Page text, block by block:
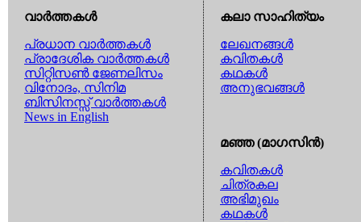
വാര്‍ത്തകള്‍
പ്രധാന വാര്‍ത്തകള്‍
പ്രാദേശിക വാര്‍ത്തകള്‍
സിറ്റിസണ്‍ ജേണലിസം
വിനോദം, സിനിമ
ബിസിനസ്സ് വാര്‍ത്തകള്‍
News in English
കലാ സാഹിത്യം
ലേഖനങ്ങള്‍
കവിതകള്‍
കഥകള്‍
അനുഭവങ്ങള്‍
മഞ്ഞ (മാഗസിന്‍)
കവിതകള്‍
ചിത്രകല
അഭിമുഖം
കഥകള്‍